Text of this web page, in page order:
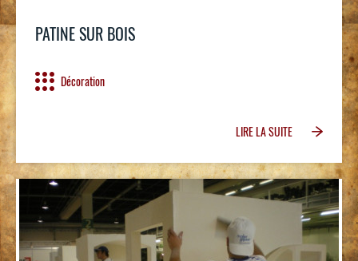
PATINE SUR BOIS
Décoration
LIRE LA SUITE